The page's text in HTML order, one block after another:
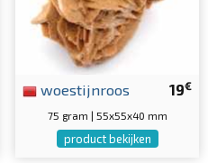
19€
woestijnroos
75 gram | 55x55x40 mm
product bekijken